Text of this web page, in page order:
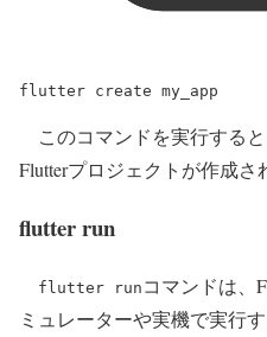
flutter create my_app
このコマンドを実行すると
Flutterプロジェクトが作成さ
flutter run
flutter run コマンドは、
ミュレーターや実機で実行